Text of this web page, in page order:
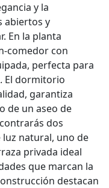
y la
abiertos y
En la planta
comedor con
perfecta para
El dormitorio
garantiza
de un aseo de
dos
natural, uno de
privada ideal
que marcan la
destacan